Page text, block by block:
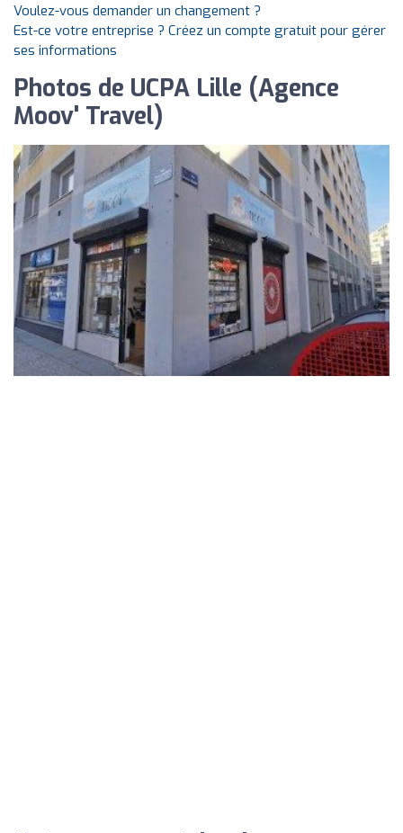
Voulez-vous demander un changement ?
Est-ce votre entreprise ? Créez un compte gratuit pour gérer
ses informations
Photos de UCPA Lille (Agence
Moov' Travel)